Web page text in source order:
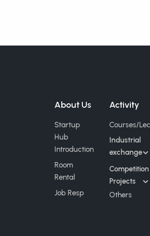
About Us
Startup
Hub
Introduction
Room
Rental
Job Resp
Activity
Courses/
Industrial
exchange
Competition
Projects
Others